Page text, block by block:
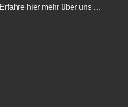
Erfahre hier mehr über uns …